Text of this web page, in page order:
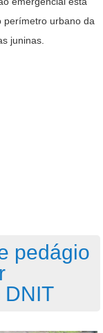
perímetro urbano da
juninas.
pedágio
DNIT